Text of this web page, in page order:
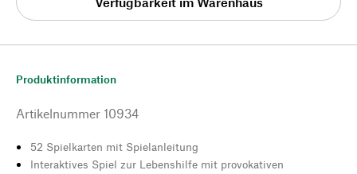
Produktinformation
Artikelnummer 10934
52 Spielkarten mit Spielanleitung
Interaktives Spiel zur Lebenshilfe mit provokativen